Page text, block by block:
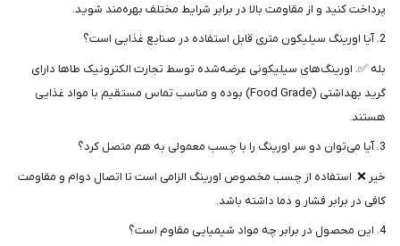
پرداخت کنید و از مقاومت بالا در برابر شرایط مختلف بهره‌مند شوید.
2. آیا اورینگ سیلیکون متری قابل استفاده در صنایع غذایی است؟
بله ✅. اورینگ‌های سیلیکونی عرضه‌شده توسط تجارت الکترونیک طاها دارای
گرید بهداشتی (Food Grade) بوده و مناسب تماس مستقیم با مواد غذایی
هستند.
3. آیا می‌توان دو سر اورینگ را با چسب معمولی به هم متصل کرد؟
خیر ❌. استفاده از چسب مخصوص اورینگ الزامی است تا اتصال دوام و مقاومت
کافی در برابر فشار و دما داشته باشد.
4. این محصول در برابر چه مواد شیمیایی مقاوم است؟